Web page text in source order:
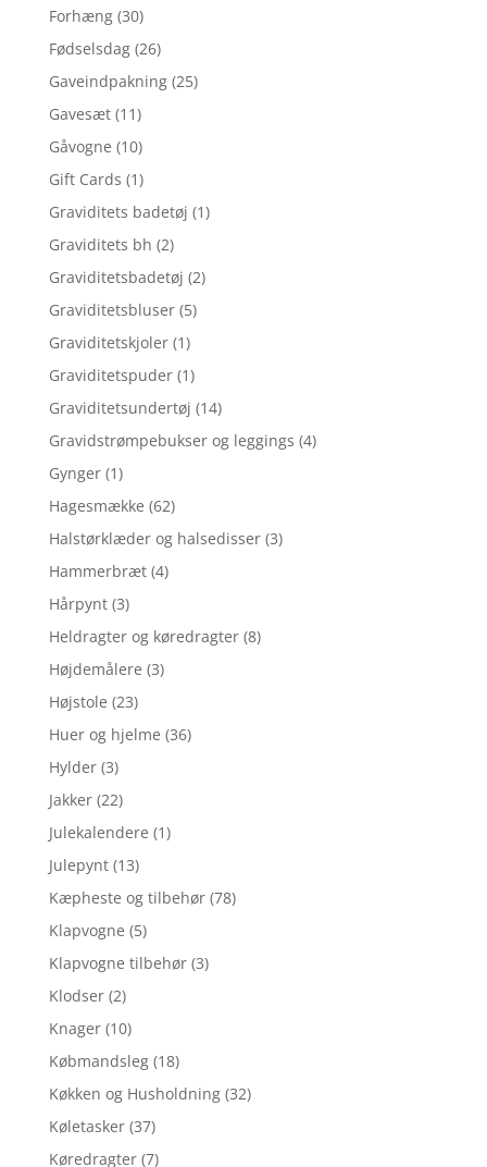
Forhæng (30)
Fødselsdag (26)
Gaveindpakning (25)
Gavesæt (11)
Gåvogne (10)
Gift Cards (1)
Graviditets badetøj (1)
Graviditets bh (2)
Graviditetsbadetøj (2)
Graviditetsbluser (5)
Graviditetskjoler (1)
Graviditetspuder (1)
Graviditetsundertøj (14)
Gravidstrømpebukser og leggings (4)
Gynger (1)
Hagesmække (62)
Halstørklæder og halsedisser (3)
Hammerbræt (4)
Hårpynt (3)
Heldragter og køredragter (8)
Højdemålere (3)
Højstole (23)
Huer og hjelme (36)
Hylder (3)
Jakker (22)
Julekalendere (1)
Julepynt (13)
Kæpheste og tilbehør (78)
Klapvogne (5)
Klapvogne tilbehør (3)
Klodser (2)
Knager (10)
Købmandsleg (18)
Køkken og Husholdning (32)
Køletasker (37)
Køredragter (7)